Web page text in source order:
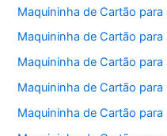
Maquininha de Cartão
Maquininha de Cartão
Maquininha de Cartão
Maquininha de Cartão para
Maquininha de Cartão para